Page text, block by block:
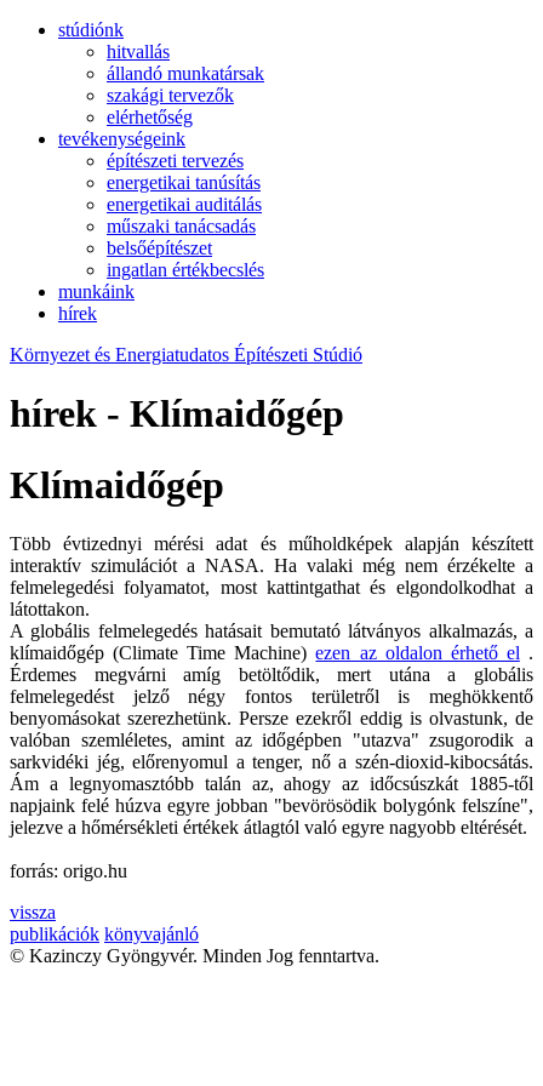
stúdiónk
hitvallás
állandó munkatársak
szakági tervezők
elérhetőség
tevékenységeink
építészeti tervezés
energetikai tanúsítás
energetikai auditálás
műszaki tanácsadás
belsőépítészet
ingatlan értékbecslés
munkáink
hírek
Környezet és Energiatudatos Építészeti Stúdió
hírek - Klímaidőgép
Klímaidőgép
Több évtizednyi mérési adat és műholdképek alapján készített
interaktív szimulációt a NASA. Ha valaki még nem érzékelte a
felmelegedési folyamatot, most kattintgathat és elgondolkodhat a
látottakon.
A globális felmelegedés hatásait bemutató látványos alkalmazás, a
klímaidőgép (Climate Time Machine)ezen az oldalon érhető el .
Érdemes megvárni amíg betöltődik, mert utána a globális
felmelegedést jelző négy fontos területről is meghökkentő
benyomásokat szerezhetünk. Persze ezekről eddig is olvastunk, de
valóban szemléletes, amint az időgépben "utazva" zsugorodik a
sarkvidéki jég, előrenyomul a tenger, nő a szén-dioxid-kibocsátás.
Ám a legnyomasztóbb talán az, ahogy az időcsúszkát 1885-től
napjaink felé húzva egyre jobban "bevörösödik bolygónk felszíne",
jelezve a hőmérsékleti értékek átlagtól való egyre nagyobb eltérését.
forrás: origo.hu
vissza
publikációk könyvajánló
© Kazinczy Gyöngyvér. Minden Jog fenntartva.